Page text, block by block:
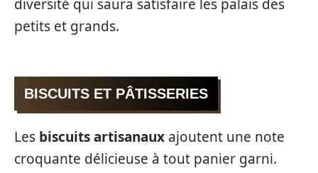
diversité qui saura satisfaire les palais des
petits et grands.
BISCUITS ET PÂTISSERIES
Les biscuits artisanaux ajoutent une note
croquante délicieuse à tout panier garni.